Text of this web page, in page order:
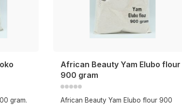
gram.
African Beauty Yam Elubo flour
900 gram
African Beauty Yam Elubo flour 900